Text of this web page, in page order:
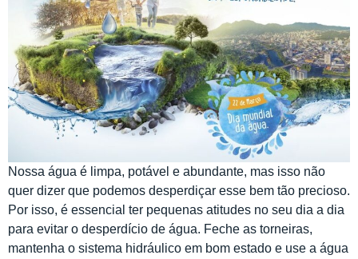
Nossa água é limpa, potável e abundante, mas isso não
quer dizer que podemos desperdiçar esse bem tão precioso.
Por isso, é essencial ter pequenas atitudes no seu dia a dia
para evitar o desperdício de água. Feche as torneiras,
mantenha o sistema hidráulico em bom estado e use a água